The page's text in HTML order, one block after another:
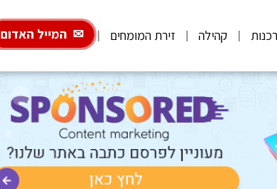
קהילה זירת המומחים המייל האדום